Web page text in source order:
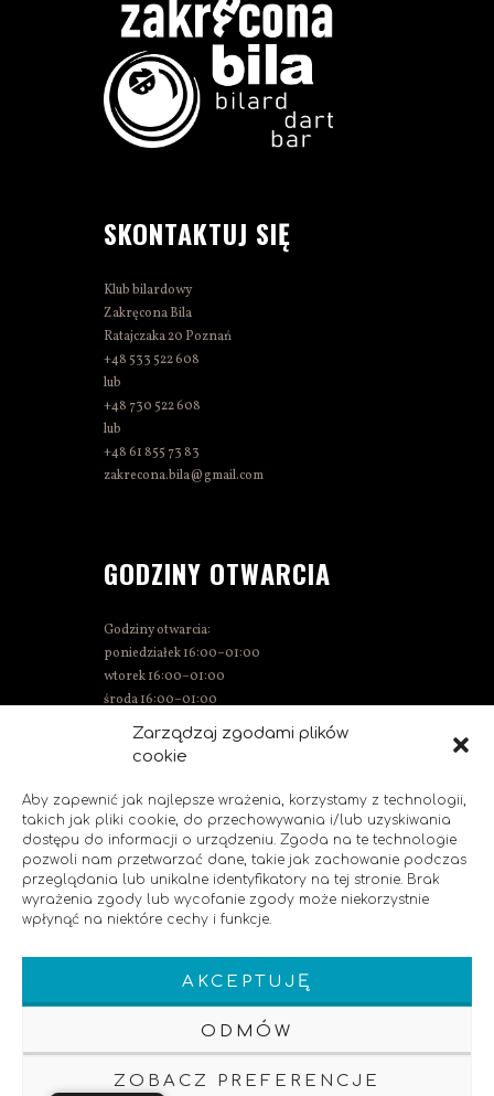
Zarządzaj zgodami plików
cookie
Aby zapewnić jak najlepsze wrażenia, korzystamy z technologii,
takich jak pliki cookie, do przechowywania i/lub uzyskiwania
dostępu do informacji o urządzeniu. Zgoda na te technologie
pozwoli nam przetwarzać dane, takie jak zachowanie podczas
przeglądania lub unikalne identyfikatory na tej stronie. Brak
wyrażenia zgody lub wycofanie zgody może niekorzystnie
wpłynąć na niektóre cechy i funkcje.
AKCEPTUJĘ
ODMÓW
ZOBACZ PREFERENCJE
SKONTAKTUJ SIĘ
Klub bilardowy
Zakręcona Bila
Ratajczaka 20 Poznań
+48 533 522 608
lub
+48 730 522 608
lub
+48 61 855 73 83
zakrecona.bila@gmail.com
GODZINY OTWARCIA
Godziny otwarcia:
poniedziałek 16:00–01:00
wtorek 16:00–01:00
środa 16:00–01:00
czwartek 15:00–01:00
piątek 15:00–02:00
niedziela 14:00–00:00
SOCIAL MEDIA